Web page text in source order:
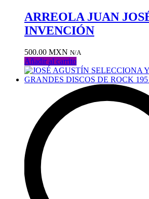
ARREOLA JUAN
INVENCIÓN
500.00 MXN N/A
Añadir al carrito